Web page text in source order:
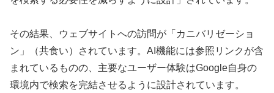
その結果、ウェブサイトへの訪問が「カニバリゼーショ
ン」（共食い）されています。AI機能には参照リンクが含
まれているものの、主要なユーザー体験はGoogle自身の
環境内で検索を完結させるように設計されています。